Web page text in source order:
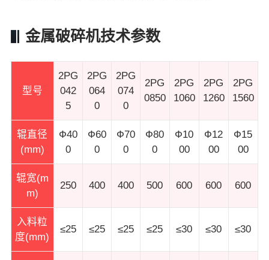
金属破碎机技术参数
型号
2PG
042
5
2PG
064
0
2PG
074
0
2PG
0850
2PG
1060
2PG
1260
2PG
1560
辊直径
(mm)
Ф40
0
Ф60
0
Ф70
0
Ф80
0
Ф10
00
Ф12
00
Ф15
00
辊宽(m
m)
250 400 400 500 600 600 600
入料粒
度(mm)
≤25 ≤25 ≤25 ≤25 ≤30 ≤30 ≤30